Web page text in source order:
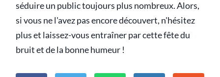
séduire un public toujours plus nombreux. Alors,
si vous ne l'avez pas encore découvert, n'hésitez
plus et laissez-vous entraîner par cette fête du
bruit et de la bonne humeur !